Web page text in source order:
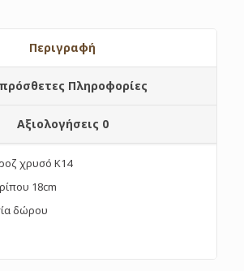
Περιγραφή
Πληροφορίες
Αξιολογήσεις 0
χρυσό Κ14
18cm
δώρου